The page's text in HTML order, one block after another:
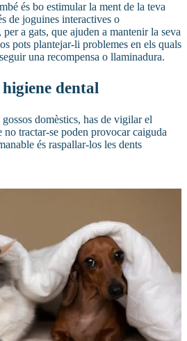
és bo estimular la ment de la teva
de joguines interactives o
a gats, que ajuden a mantenir la seva
pots plantejar-li problemes en els quals
una recompensa o llaminadura.
dental
domèstics, has de vigilar el
tractar-se poden provocar caiguda
és raspallar-los les dents